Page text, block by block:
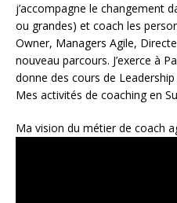
j’accompagne le changement
ou grandes) et coach les
Owner, Managers Agile,
nouveau parcours. J’exerce à
donne des cours de Leadership
Mes activités de coaching en
Ma vision du métier de coach